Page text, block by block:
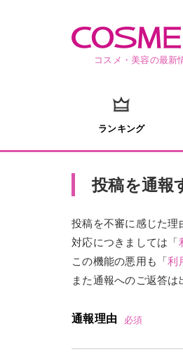
コスメ・美容の最新
ランキング
投稿を通報
投稿を不審に感じた理
対応につきましては「
この機能の悪用も「利
また通報へのご返答は
通報理由 必須